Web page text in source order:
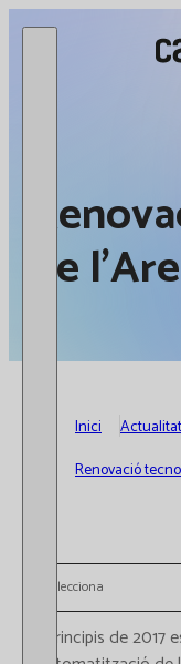
de
Inici Actualitat
Renovació
Selecciona
A principis de